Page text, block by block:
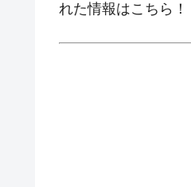
れた情報はこちら！